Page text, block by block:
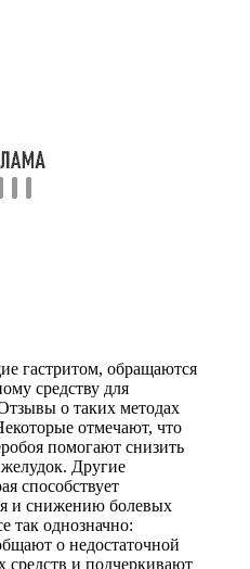
гастритом, обращаются
средству для
о таких методах
отмечают, что
помогают снизить
Другие
способствует
и снижению болевых
так однозначно:
о недостаточной
средств и подчеркивают